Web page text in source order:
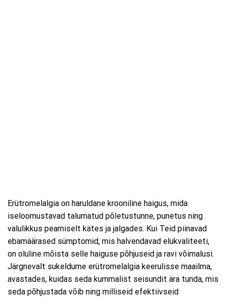
Erütromelalgia on haruldane krooniline haigus, mida
iseloomustavad talumatud põletustunne, punetus ning
valulikkus peamiselt kätes ja jalgades. Kui Teid piinavad
ebamäärased sümptomid, mis halvendavad elukvaliteeti,
on oluline mõista selle haiguse põhjuseid ja ravi võimalusi.
Järgnevalt sukeldume erütromelalgia keerulisse maailma,
avastades, kuidas seda kummalist seisundit ära tunda, mis
seda põhjustada võib ning milliseid efektiivseid